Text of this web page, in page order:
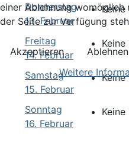
Donnerstag
13. Februar
Freitag
14. Februar
Samstag
15. Februar
Sonntag
16. Februar
einer Ablehnung
der Seite zur Verfügung
Akzeptieren
Ablehnen
Weitere